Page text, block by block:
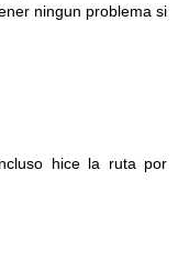
ningun problema si
hice la ruta por